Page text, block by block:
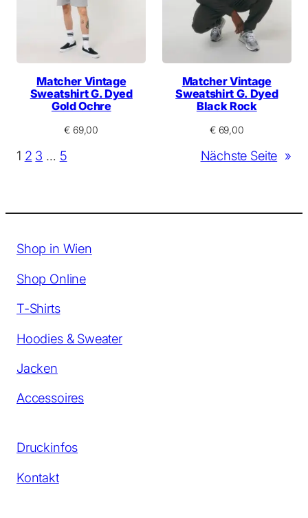
Matcher Vintage
Sweatshirt G. Dyed
Gold Ochre
€ 69,00
Matcher Vintage
Sweatshirt G. Dyed
Black Rock
€69,00
1 2 3 … 5 Nächste Seite »
Shop in Wien
Shop Online
T-Shirts
Hoodies & Sweater
Jacken
Accessoires
Druckinfos
Kontakt